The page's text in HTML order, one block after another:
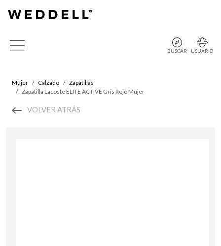
BUSCAR USUARIO
Mujer Calzado
Zapatillas
Zapatilla Lacoste ELITE ACTIVE Gris Rojo Mujer
VOLVER ATRÁS